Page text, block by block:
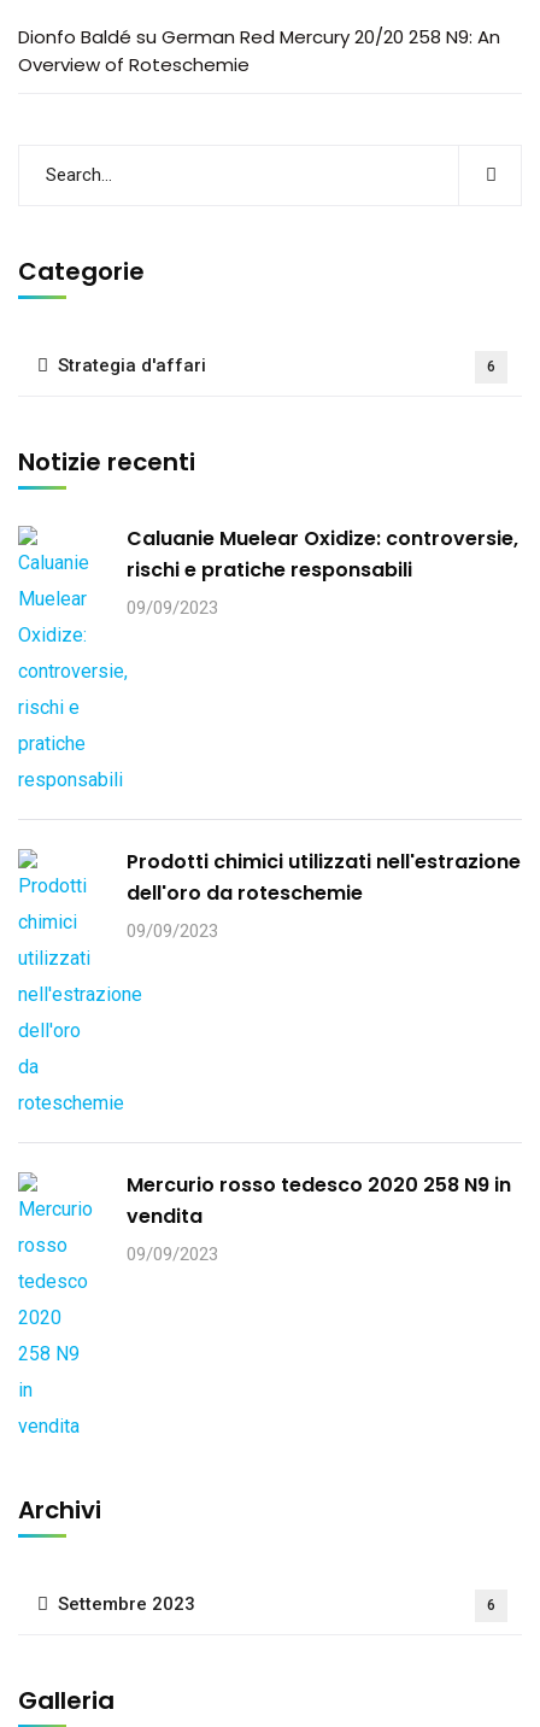
Dionfo Baldé su German Red Mercury 20/20 258 N9: An
Overview of Roteschemie
Categorie
Strategia d'affari 6
Notizie recenti
Caluanie Muelear Oxidize: controversie,
rischi e pratiche responsabili
09/09/2023
Prodotti chimici utilizzati nell'estrazione
dell'oro da roteschemie
09/09/2023
Mercurio rosso tedesco 2020 258 N9 in
vendita
09/09/2023
Archivi
Settembre 2023 6
Galleria